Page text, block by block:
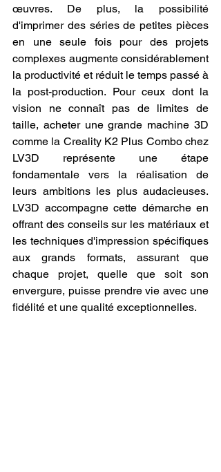
œuvres. De plus, la possibilité
d'imprimer des séries de petites pièces
en une seule fois pour des projets
complexes augmente considérablement
la productivité et réduit le temps passé à
la post-production. Pour ceux dont la
vision ne connaît pas de limites de
taille, acheter une grande machine 3D
comme la Creality K2 Plus Combo chez
LV3D représente une étape
fondamentale vers la réalisation de
leurs ambitions les plus audacieuses.
LV3D accompagne cette démarche en
offrant des conseils sur les matériaux et
les techniques d'impression spécifiques
aux grands formats, assurant que
chaque projet, quelle que soit son
envergure, puisse prendre vie avec une
fidélité et une qualité exceptionnelles.